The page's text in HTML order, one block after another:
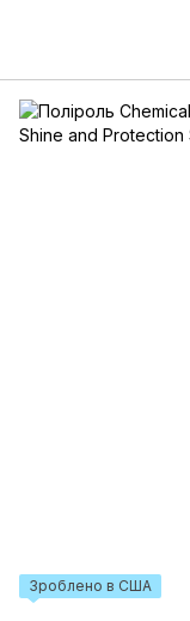
Зроблено в США